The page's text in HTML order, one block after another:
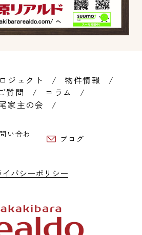
ジェクト
物件情報
質問
コラム
家主の会
い合わ
ブログ
イバシーポリシー